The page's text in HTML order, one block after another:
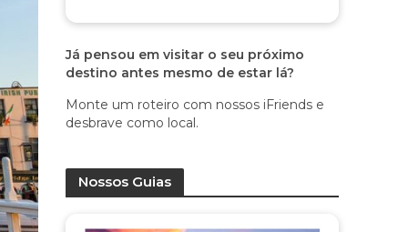
Já pensou em visitar o seu próximo
destino antes mesmo de estar lá?
Monte um roteiro com nossos iFriends e
desbrave como local.
Nossos Guias